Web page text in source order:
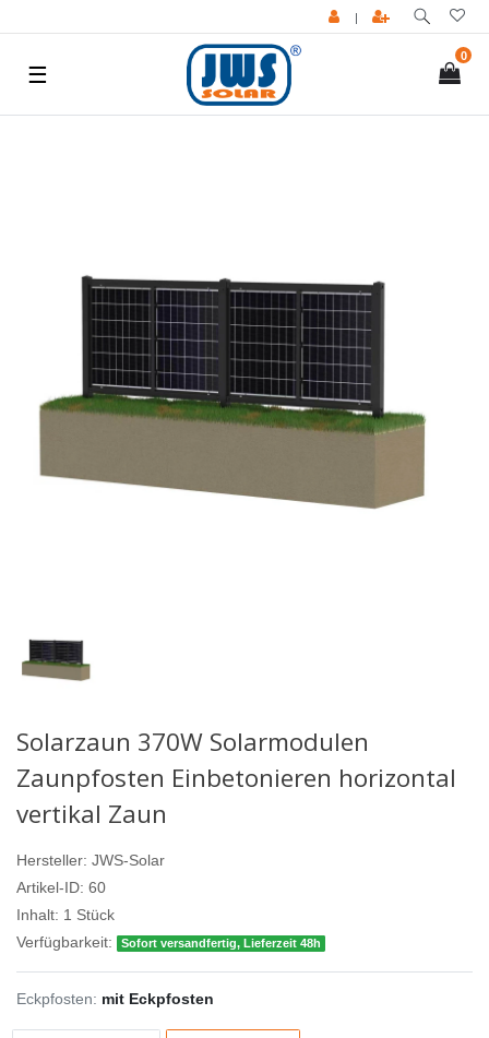
|
0
☰
Solarzaun 370W Solarmodulen
Zaunpfosten Einbetonieren horizontal
vertikal Zaun
Hersteller: JWS-Solar
Artikel-ID: 60
Inhalt: 1 Stück
Verfügbarkeit:
Sofort versandfertig, Lieferzeit 48h
Eckpfosten: mit Eckpfosten